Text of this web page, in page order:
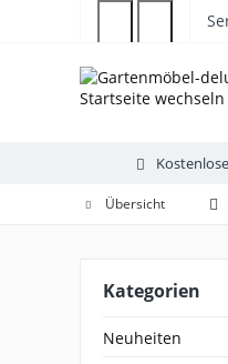
Übersicht
Kategorien
Neuheiten